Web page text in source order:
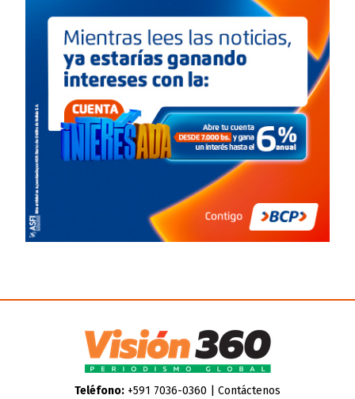
Teléfono:+591 7036-0360 | Contáctenos